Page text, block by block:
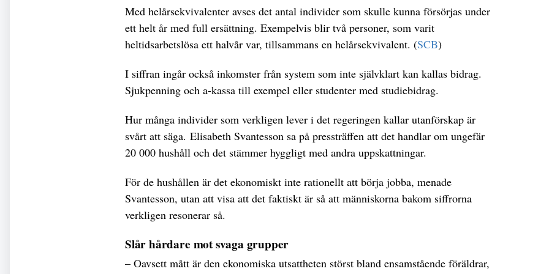
Med helårsekvivalenter avses det antal individer som skulle kunna försörjas under
ett helt år med full ersättning. Exempelvis blir två personer, som varit
heltidsarbetslösa ett halvår var, tillsammans en helårsekvivalent. (SCB)
I siffran ingår också inkomster från system som inte självklart kan kallas bidrag.
Sjukpenning och a-kassa till exempel eller studenter med studiebidrag.
Hur många individer som verkligen lever i det regeringen kallar utanförskap är
svårt att säga. Elisabeth Svantesson sa på pressträffen att det handlar om ungefär
20 000 hushåll och det stämmer hyggligt med andra uppskattningar.
För de hushållen är det ekonomiskt inte rationellt att börja jobba, menade
Svantesson, utan att visa att det faktiskt är så att människorna bakom siffrorna
verkligen resonerar så.
Slår hårdare mot svaga grupper
– Oavsett mått är den ekonomiska utsattheten störst bland ensamstående föräldrar,